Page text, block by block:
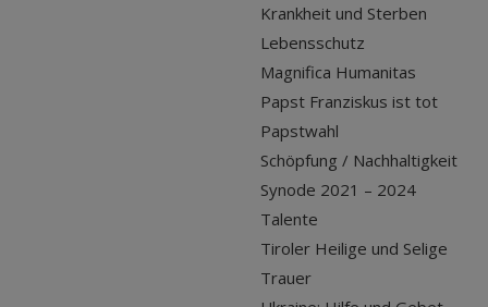
Krankheit und Sterben
Lebensschutz
Magnifica Humanitas
Papst Franziskus ist tot
Papstwahl
Schöpfung / Nachhaltigkeit
Synode 2021 – 2024
Talente
Tiroler Heilige und Selige
Trauer